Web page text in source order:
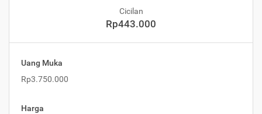
Cicilan
Rp443.000
Uang Muka
Rp3.750.000
Harga